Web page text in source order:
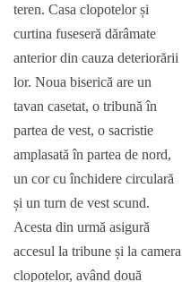
teren. Casa clopotelor și
curtina fuseseră dărâmate
anterior din cauza deteriorării
lor. Noua biserică are un
tavan casetat, o tribună în
partea de vest, o sacristie
amplasată în partea de nord,
un cor cu închidere circulară
și un turn de vest scund.
Acesta din urmă asigură
accesul la tribune și la camera
clopotelor, având două